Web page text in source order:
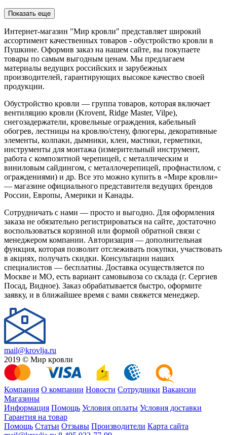
Показать еще
Интернет-магазин "Мир кровли" представляет широкий
ассортимент качественных товаров - обустройство кровли в
Пушкине. Оформив заказ на нашем сайте, вы покупаете
товары по самым выгодным ценам. Мы предлагаем
материалы ведущих российских и зарубежных
производителей, гарантирующих высокое качество своей
продукции.
Обустройство кровли — группа товаров, которая включает
вентиляцию кровли (Krovent, Ridge Master, Vilpe),
снегозадержатели, кровельные ограждения, кабельный
обогрев, лестницы на кровлю/стену, флюгеры, декоративные
элементы, колпаки, дымники, клеи, мастики, герметики,
инструменты для монтажа (измерительный инструмент,
работа с композитной черепицей, с металлическим и
виниловым сайдингом, с металлочерепицей, профнастилом, с
ограждениями) и др. Все это можно купить в «Мире кровли»
— магазине официального представителя ведущих брендов
России, Европы, Америки и Канады.
Сотрудничать с нами — просто и выгодно. Для оформления
заказа не обязательно регистрироваться на сайте, достаточно
воспользоваться корзиной или формой обратной связи с
менеджером компании. Авторизация — дополнительная
функция, которая позволит отслеживать покупки, участвовать
в акциях, получать скидки. Консультации наших
специалистов — бесплатны. Доставка осуществляется по
Москве и МО, есть вариант самовывоза со склада (г. Сергиев
Посад, Видное). Заказ обрабатывается быстро, оформите
заявку, и в ближайшее время с вами свяжется менеджер.
mail@krovlja.ru
2019 © Мир кровли
Компания О компании Новости Сотрудники Вакансии
Магазины
Информация Помощь Условия оплаты Условия доставки
Гарантия на товар
Помощь Статьи Отзывы Производители Карта сайта